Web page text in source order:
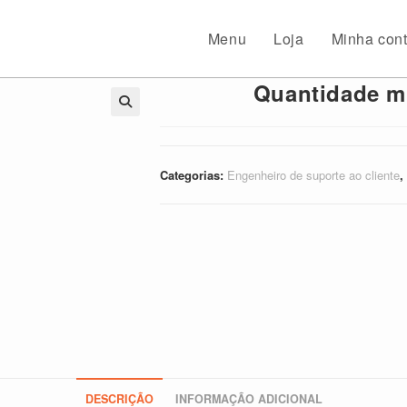
Menu Loja Minha
Quantidade
Categorias: Engenheiro de suporte ao cliente,
DESCRIÇÃO INFORMAÇÃO ADICIONAL